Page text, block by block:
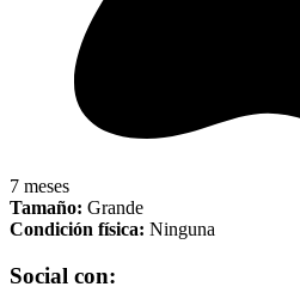
7 meses
Tamaño: Grande
Condición física: Ninguna
Social con: